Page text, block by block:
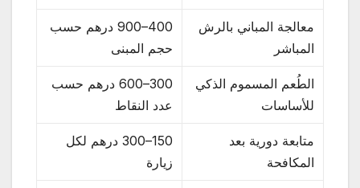
معالجة المباني بالرش
المباشر
400–900 درهم حسب
حجم المبنى
الطُعم المسموم الذكي
للأساسات
300–600 درهم حسب
عدد النقاط
متابعة دورية بعد
المكافحة
150–300 درهم لكل
زيارة